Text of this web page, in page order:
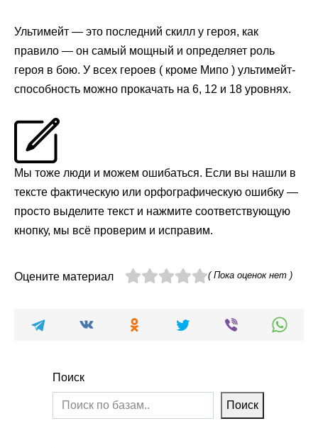
Ультимейт — это последний скилл у героя, как
правило — он самый мощный и определяет роль
героя в бою. У всех героев ( кроме Мипо ) ультимейт-
способность можно прокачать на 6, 12 и 18 уровнях.
Мы тоже люди и можем ошибаться. Если вы нашли в
тексте фактическую или орфографическую ошибку —
просто выделите текст и нажмите соответствующую
кнопку, мы всё проверим и исправим.
Оцените материал ( Пока оценок нет )
Поиск
Поиск